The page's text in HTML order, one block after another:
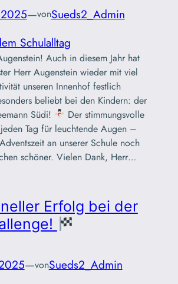
—vonSueds2_Admin
Schulalltag
Auch in diesem Jahr hat
Herr Augenstein wieder mit viel
unseren Innenhof festlich
beliebt bei den Kindern: der
Südi!
Der stimmungsvolle
Tag für leuchtende Augen –
an unserer Schule noch
schöner. Vielen Dank, Herr…
Erfolg bei der
—vonSueds2_Admin